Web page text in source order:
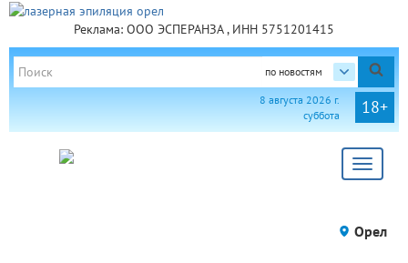
Реклама: ООО ЭСПЕРАНЗА , ИНН 5751201415
по новостям
18+
8 августа 2026 г.
суббота
Toggle
Орел